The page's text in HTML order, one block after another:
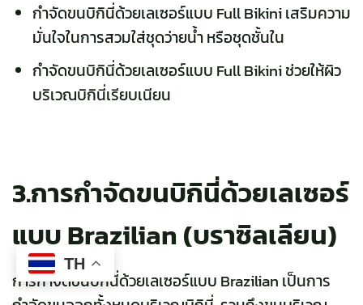
กำจัดขนบิกินี่ด้วยเลเซอร์แบบ Full Bikini เสริมความ
มั่นใจในการสวมใส่ชุดว่ายน้ำ หรือชุดชั้นใน
กำจัดขนบิกินี่ด้วยเลเซอร์แบบ Full Bikini ช่วยให้ผิว
บริเวณบิกินี่เรียบเนียน
3.การกำจัดขนบิกินี่ด้วยเลเซอร์
แบบ Brazilian (บราซิลเลียน)
การกำจัดขนบิกินี่ด้วยเลเซอร์แบบ Brazilian เป็นการ
TH